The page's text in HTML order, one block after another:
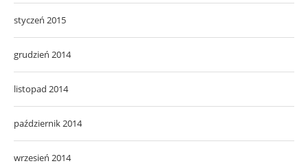
styczeń 2015
grudzień 2014
listopad 2014
październik 2014
wrzesień 2014